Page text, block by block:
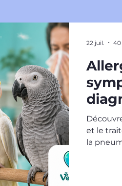
et Recommandations
et le
la
22 juil. 40